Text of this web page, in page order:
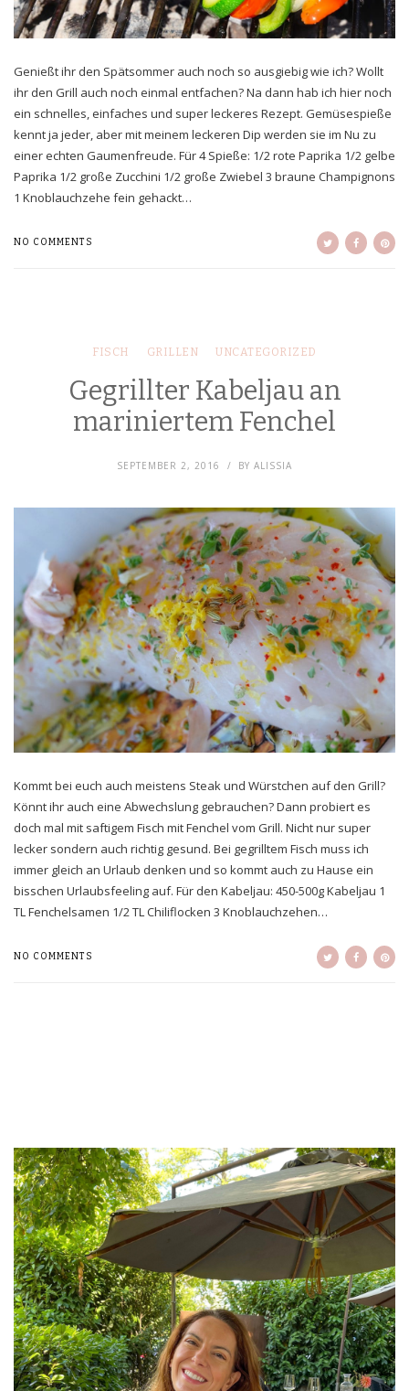
Genießt ihr den Spätsommer auch noch so ausgiebig wie ich? Wollt
ihr den Grill auch noch einmal entfachen? Na dann hab ich hier noch
ein schnelles, einfaches und super leckeres Rezept. Gemüsespieße
kennt ja jeder, aber mit meinem leckeren Dip werden sie im Nu zu
einer echten Gaumenfreude. Für 4 Spieße: 1/2 rote Paprika 1/2 gelbe
Paprika 1/2 große Zucchini 1/2 große Zwiebel 3 braune Champignons
1 Knoblauchzehe fein gehackt…
NO COMMENTS
FISCH GRILLEN UNCATEGORIZED
Gegrillter Kabeljau an
mariniertem Fenchel
SEPTEMBER 2, 2016 BY ALISSIA
Kommt bei euch auch meistens Steak und Würstchen auf den Grill?
Könnt ihr auch eine Abwechslung gebrauchen? Dann probiert es
doch mal mit saftigem Fisch mit Fenchel vom Grill. Nicht nur super
lecker sondern auch richtig gesund. Bei gegrilltem Fisch muss ich
immer gleich an Urlaub denken und so kommt auch zu Hause ein
bisschen Urlaubsfeeling auf. Für den Kabeljau: 450-500g Kabeljau 1
TL Fenchelsamen 1/2 TL Chiliflocken 3 Knoblauchzehen…
NO COMMENTS